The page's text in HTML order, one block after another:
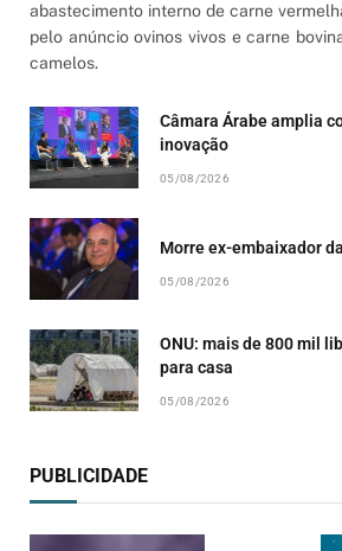
abastecimento interno de carne
pelo anúncio ovinos vivos e carne
camelos.
Câmara Árabe amplia
inovação
05/08/2026
Morre ex-embaixador
05/08/2026
ONU: mais de 800 mil
para casa
05/08/2026
PUBLICIDADE